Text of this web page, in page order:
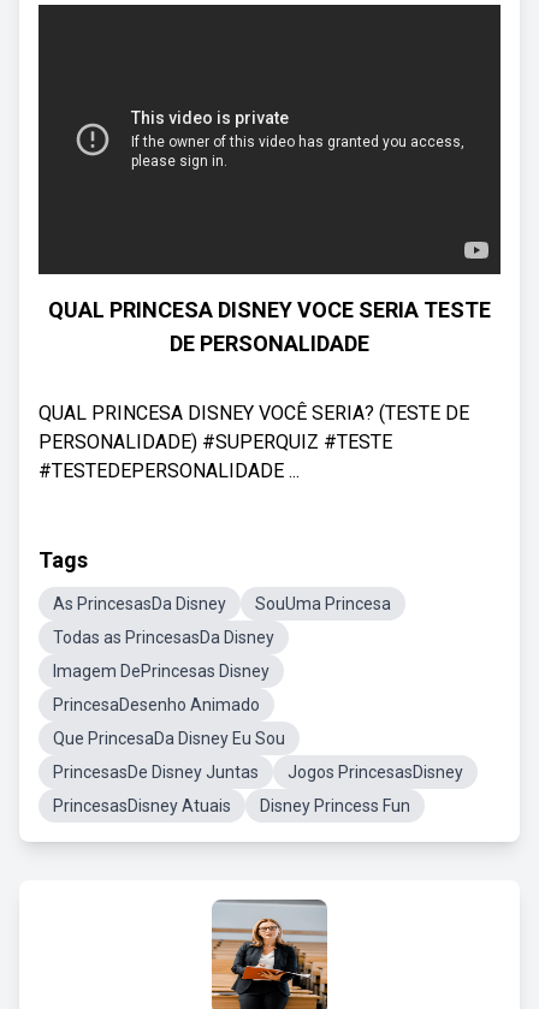
QUAL PRINCESA DISNEY VOCE SERIA TESTE
DE PERSONALIDADE
QUAL PRINCESA DISNEY VOCÊ SERIA? (TESTE DE
PERSONALIDADE) #SUPERQUIZ #TESTE
#TESTEDEPERSONALIDADE ...
Tags
As PrincesasDa Disney
SouUma Princesa
Todas as PrincesasDa Disney
Imagem DePrincesas Disney
PrincesaDesenho Animado
Que PrincesaDa Disney Eu Sou
PrincesasDe Disney Juntas
Jogos PrincesasDisney
PrincesasDisney Atuais
Disney Princess Fun